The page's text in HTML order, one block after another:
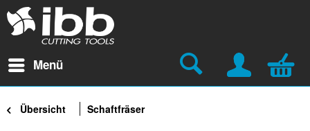
Menü
Übersicht Schaftfräser